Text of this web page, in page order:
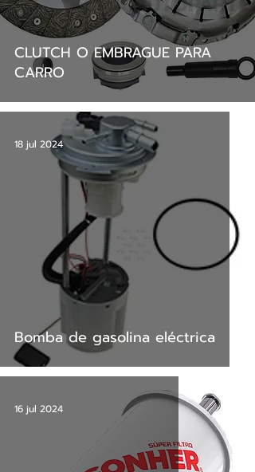
CLUTCH O EMBRAGUE PARA
CARRO
Bomba de gasolina eléctrica
18 jul 2024
16 jul 2024